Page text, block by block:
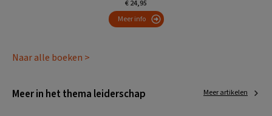
€ 24,95
Meer info
Naar alle boeken >
Meer in het thema leiderschap Meer artikelen